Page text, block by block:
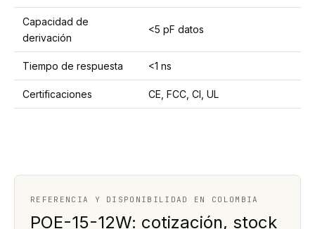
Capacidad de
derivación
<5 pF datos
Tiempo de respuesta <1 ns
Certificaciones CE, FCC, CI, UL
REFERENCIA Y DISPONIBILIDAD EN COLOMBIA
POE-15-12W: cotización, stock